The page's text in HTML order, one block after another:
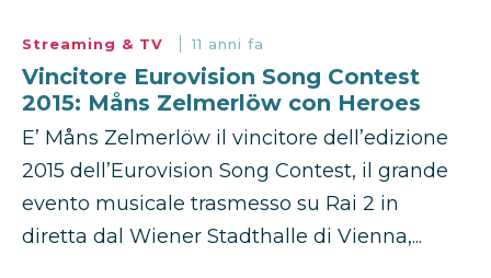
Streaming & TV 11 anni fa
Vincitore Eurovision Song Contest
2015: Måns Zelmerlöw con Heroes
E’ Måns Zelmerlöw il vincitore dell’edizione
2015 dell’Eurovision Song Contest, il grande
evento musicale trasmesso su Rai 2 in
diretta dal Wiener Stadthalle di Vienna,...